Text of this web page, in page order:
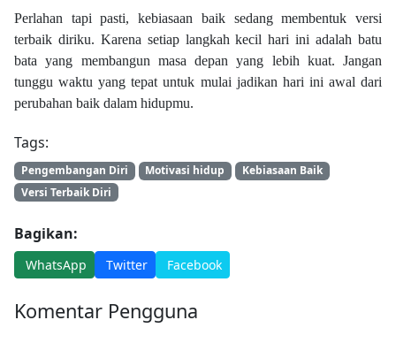
Perlahan tapi pasti, kebiasaan baik sedang membentuk versi
terbaik diriku. Karena setiap langkah kecil hari ini adalah batu
bata yang membangun masa depan yang lebih kuat. Jangan
tunggu waktu yang tepat untuk mulai jadikan hari ini awal dari
perubahan baik dalam hidupmu.
Tags:
Pengembangan Diri Motivasi hidup
Kebiasaan Baik
Versi Terbaik Diri
Bagikan:
WhatsApp Twitter Facebook
Komentar Pengguna